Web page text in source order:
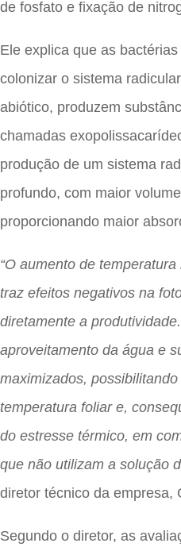
de fosfato e fixação de
Ele explica que as
colonizar o sistema
abiótico, produzem
chamadas
produção de um sistema
profundo, com maior
proporcionando maior
“O aumento de
traz efeitos negativos na
diretamente a
aproveitamento da água e
maximizados,
temperatura foliar e,
do estresse térmico, em
que não utilizam a solução
diretor técnico da empresa,
Segundo o diretor, as